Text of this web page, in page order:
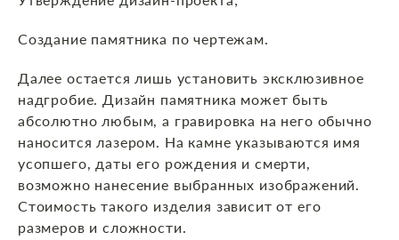
Создание памятника по чертежам.
Далее остается лишь установить эксклюзивное
надгробие. Дизайн памятника может быть
абсолютно любым, а гравировка на него обычно
наносится лазером. На камне указываются имя
усопшего, даты его рождения и смерти,
возможно нанесение выбранных изображений.
Стоимость такого изделия зависит от его
размеров и сложности.